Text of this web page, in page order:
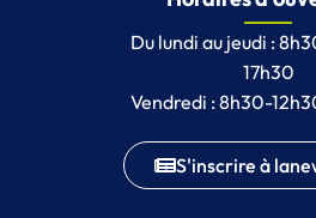
Du lundi au jeudi :
17h30
Vendredi : 8h30-
S'inscrire à la